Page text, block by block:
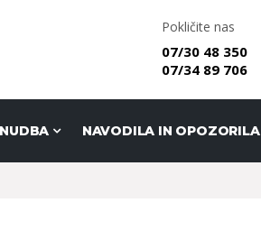
Pokličite nas
07/30 48 350
07/34 89 706
NAVODILA IN OPOZORILA